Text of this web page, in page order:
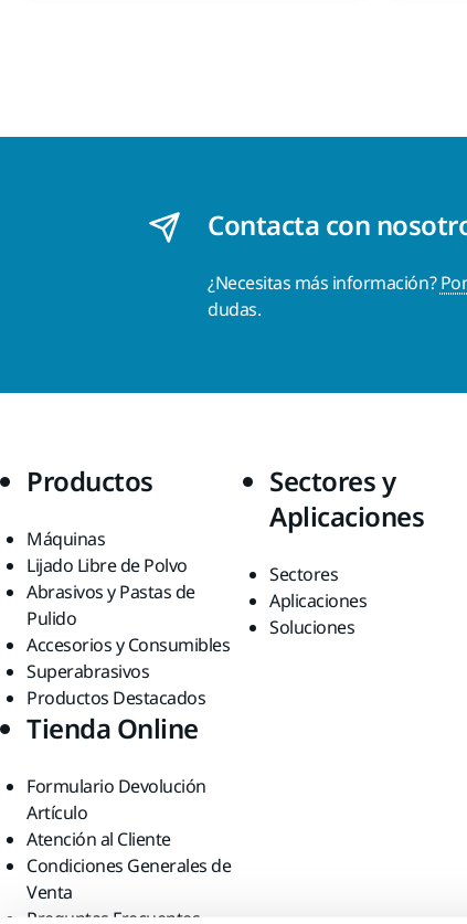
Contacta con
¿Necesitas más información?
dudas.
Productos
Máquinas
Lijado Libre de Polvo
Abrasivos y Pastas de
Pulido
Accesorios y Consumibles
Superabrasivos
Productos Destacados
Sectores y
Aplicaciones
Sectores
Aplicaciones
Soluciones
Tienda Online
Formulario Devolución
Artículo
Atención al Cliente
Condiciones Generales de
Venta
Preguntas Frecuentes